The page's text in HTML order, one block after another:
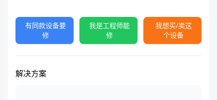
有同款设备要
修
我是工程师能
修
我想买/卖这
个设备
解决方案